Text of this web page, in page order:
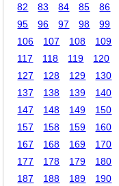
82
83 84 85 86
95
96 97 98 99
106
107 108 109
117
118 119 120
127
128 129 130
137
138 139 140
147
148 149 150
157
158 159 160
167
168 169 170
177
178 179 180
187
188 189 190